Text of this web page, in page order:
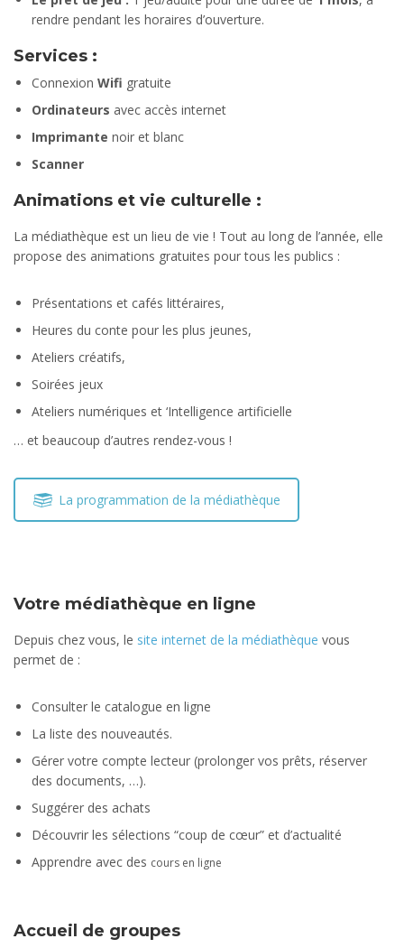
rendre pendant les horaires d’ouverture.
Services :
Connexion Wifi gratuite
Ordinateurs avec accès internet
Imprimante noir et blanc
Scanner
Animations et vie culturelle :
La médiathèque est un lieu de vie ! Tout au long de l’année, elle
propose des animations gratuites pour tous les publics :
Présentations et cafés littéraires,
Heures du conte pour les plus jeunes,
Ateliers créatifs,
Soirées jeux
Ateliers numériques et ‘Intelligence artificielle
… et beaucoup d’autres rendez-vous !
La programmation de la médiathèque
Votre médiathèque en ligne
Depuis chez vous, le site internet de la médiathèque vous
permet de :
Consulter le catalogue en ligne
La liste des nouveautés.
Gérer votre compte lecteur (prolonger vos prêts, réserver
des documents, …).
Suggérer des achats
Découvrir les sélections “coup de cœur” et d’actualité
Apprendre avec des cours en ligne
Accueil de groupes